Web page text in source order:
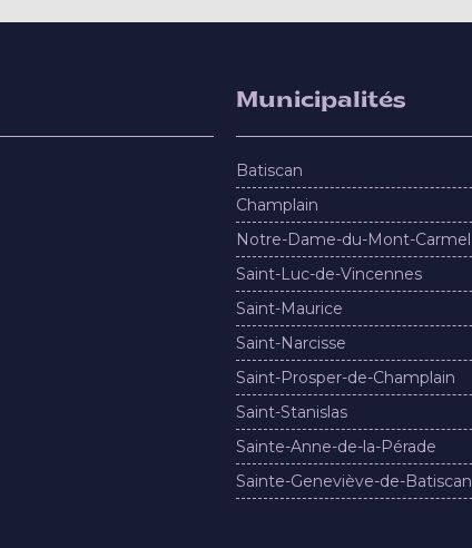
Municipalités
Batiscan
Champlain
Notre-Dame-du-Mont-Carmel
Saint-Luc-de-Vincennes
Saint-Maurice
Saint-Narcisse
Saint-Prosper-de-Champlain
Saint-Stanislas
Sainte-Anne-de-la-Pérade
Sainte-Geneviève-de-Batiscan